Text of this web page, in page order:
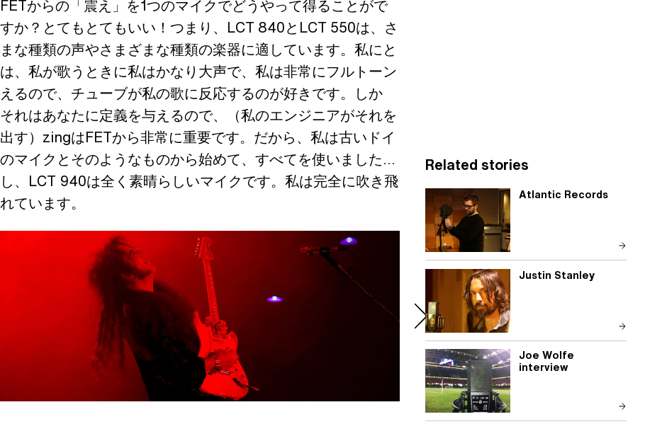
からの「震え」を1つのマイクでどうやって得ることがで
か？とてもとてもいい！つまり、LCT 840とLCT 550は、さ
な種類の声やさまざまな種類の楽器に適しています。私にと
、私が歌うときに私はかなり大声で、私は非常にフルトーン
るので、チューブが私の歌に反応するのが好きです。しか
れはあなたに定義を与えるので、（私のエンジニアがそれを
す）zingはFETから非常に重要です。だから、私は古いドイ
マイクとそのようなものから始めて、すべてを使いました...
、LCT 940は全く素晴らしいマイクです。私は完全に吹き飛
ています。
Related stories
Atlantic Records
Justin Stanley
Joe Wolfe
interview